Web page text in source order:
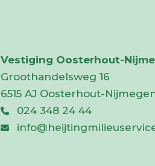
Vestiging Oosterhout-
Groothandelsweg 16
6515 AJ Oosterhout-
024 348 24 44